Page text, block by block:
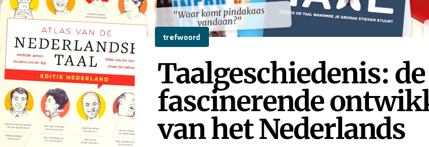
"Waar komt pindakaas
vandaan?"
"Waar komt pindakaas
vandaan?"
trefwoord
Taalgeschiedenis: de
fascinerende
van het Nederlands